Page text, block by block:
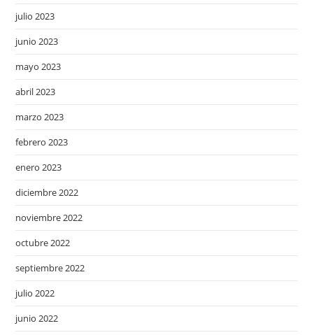
julio 2023
junio 2023
mayo 2023
abril 2023
marzo 2023
febrero 2023
enero 2023
diciembre 2022
noviembre 2022
octubre 2022
septiembre 2022
julio 2022
junio 2022